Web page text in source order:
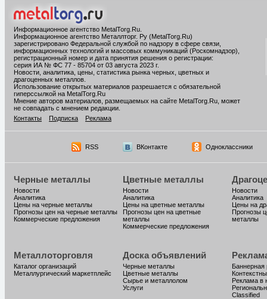
Информационное агентство MetalTorg.Ru
Информационное агентство Металлторг. Ру (MetalTorg.Ru)
зарегистрировано Федеральной службой по надзору в сфере связи,
информационных технологий и массовых коммуникаций (Роскомнадзор),
регистрационный номер и дата принятия решения о регистрации:
серия ИА № ФС 77 - 85704 от 03 августа 2023 г.
Новости, аналитика, цены, статистика рынка черных, цветных и
драгоценных металлов.
Использование открытых материалов разрешается с обязательной
гиперссылкой на MetalTorg.Ru
Мнение авторов материалов, размещаемых на сайте MetalTorg.Ru, может
не совпадать с мнением редакции.
Контакты
Подписка Реклама
RSS ВКонтакте Одноклассники
Черные металлы
Новости
Аналитика
Цены на черные металлы
Прогнозы цен на черные металлы
Коммерческие предложения
Цветные металлы
Новости
Аналитика
Цены на цветные металлы
Прогнозы цен на цветные
металлы
Коммерческие предложения
Новости
Аналитика
Цены на
Прогнозы
металлы
Металлоторговля
Каталог организаций
Металлургический маркетплейс
Доска объявлений
Черные металлы
Цветные металлы
Сырье и металлолом
Услуги
Баннерная
Реклама в
Classified